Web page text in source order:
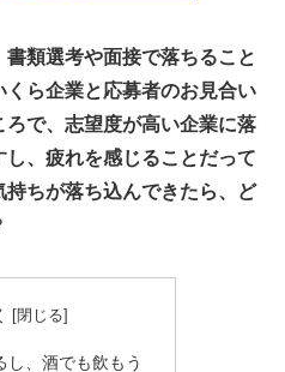
類選考や面接で落ちること
ら企業と応募者のお見合い
で、志望度が高い企業に落
、疲れを感じることだって
ちが落ち込んできたら、ど
し、酒でも飲もう